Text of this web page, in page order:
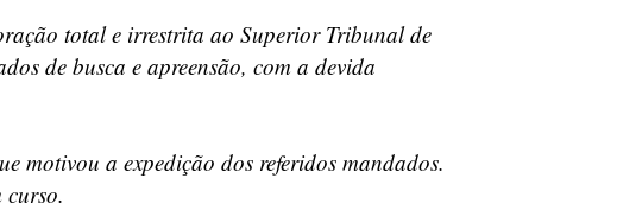
total e irrestrita ao Superior Tribunal de
de busca e apreensão, com a devida
motivou a expedição dos referidos mandados.